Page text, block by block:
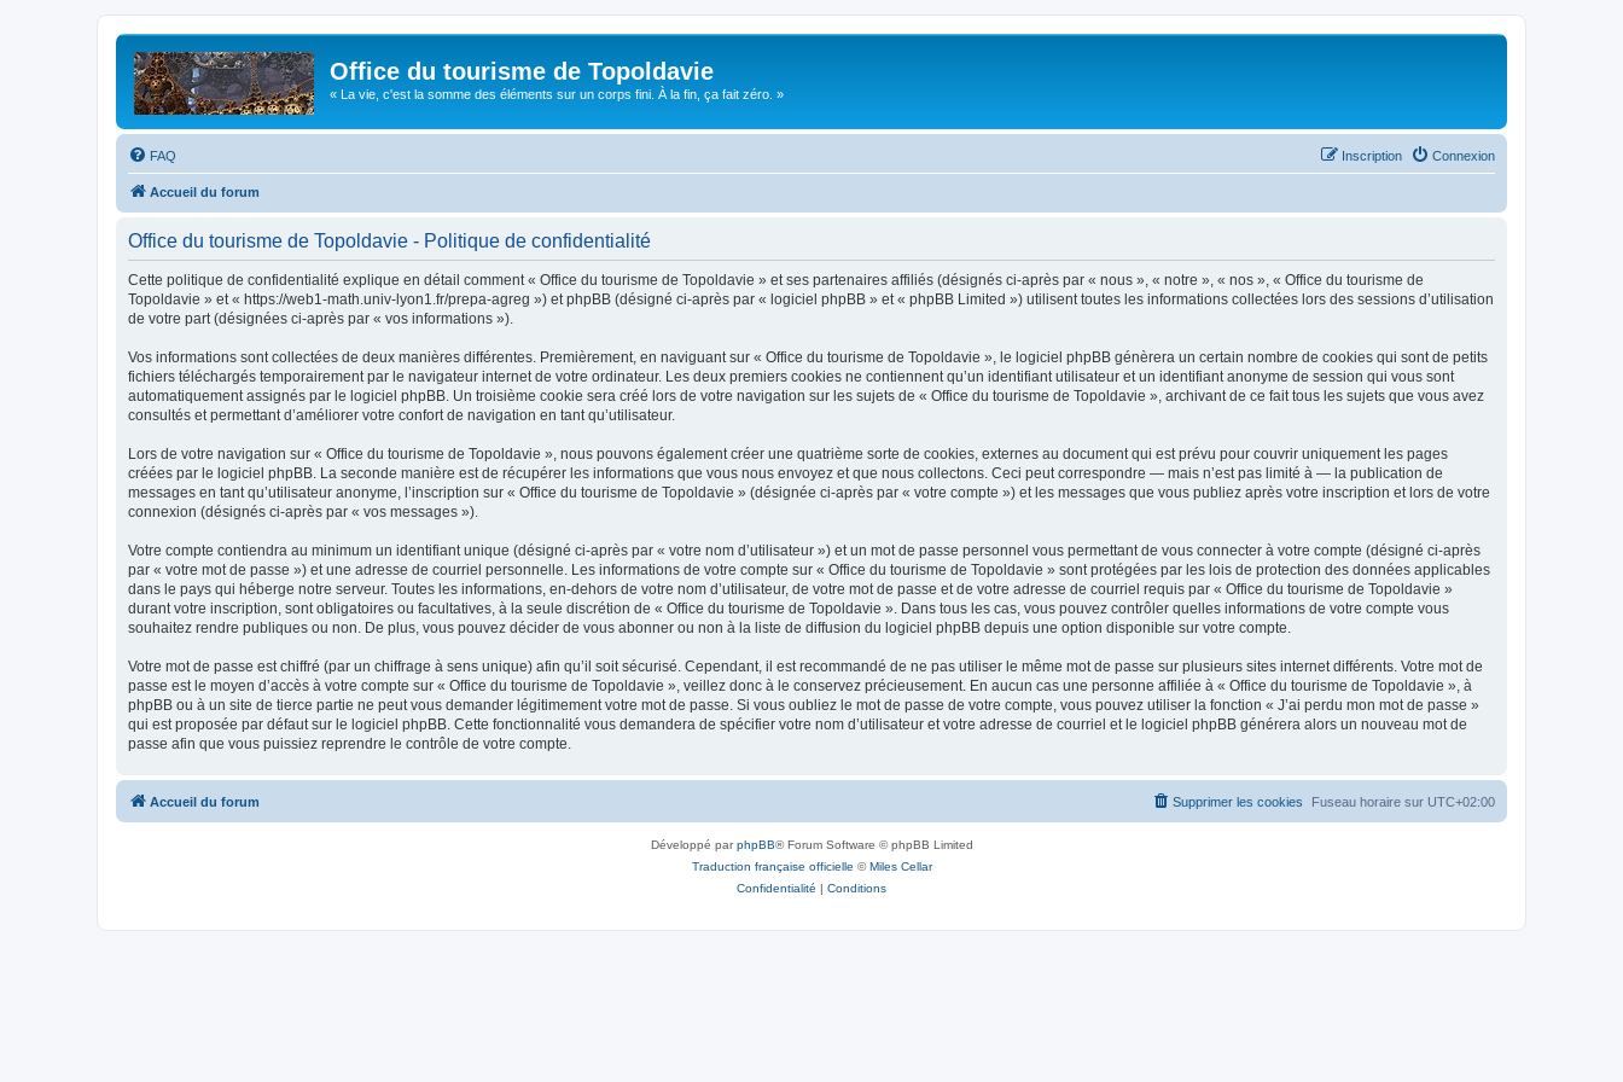
Office du tourisme de Topoldavie
« La vie, c'est la somme des éléments sur un corps fini. À la fin, ça fait zéro. »
FAQ Connexion
Inscription
Accueil du forum
Office du tourisme de Topoldavie - Politique de confidentialité
Cette politique de confidentialité explique en détail comment « Office du tourisme de Topoldavie » et ses partenaires affiliés (désignés ci-après par « nous », « notre », « nos », « Office du tourisme de
Topoldavie » et « https://web1-math.univ-lyon1.fr/prepa-agreg ») et phpBB (désigné ci-après par « logiciel phpBB » et « phpBB Limited ») utilisent toutes les informations collectées lors des sessions d’utilisation
de votre part (désignées ci-après par « vos informations »).
Vos informations sont collectées de deux manières différentes. Premièrement, en naviguant sur « Office du tourisme de Topoldavie », le logiciel phpBB génèrera un certain nombre de cookies qui sont de petits
fichiers téléchargés temporairement par le navigateur internet de votre ordinateur. Les deux premiers cookies ne contiennent qu’un identifiant utilisateur et un identifiant anonyme de session qui vous sont
automatiquement assignés par le logiciel phpBB. Un troisième cookie sera créé lors de votre navigation sur les sujets de « Office du tourisme de Topoldavie », archivant de ce fait tous les sujets que vous avez
consultés et permettant d’améliorer votre confort de navigation en tant qu’utilisateur.
Lors de votre navigation sur « Office du tourisme de Topoldavie », nous pouvons également créer une quatrième sorte de cookies, externes au document qui est prévu pour couvrir uniquement les pages
créées par le logiciel phpBB. La seconde manière est de récupérer les informations que vous nous envoyez et que nous collectons. Ceci peut correspondre — mais n’est pas limité à — la publication de
messages en tant qu’utilisateur anonyme, l’inscription sur « Office du tourisme de Topoldavie » (désignée ci-après par « votre compte ») et les messages que vous publiez après votre inscription et lors de votre
connexion (désignés ci-après par « vos messages »).
Votre compte contiendra au minimum un identifiant unique (désigné ci-après par « votre nom d’utilisateur ») et un mot de passe personnel vous permettant de vous connecter à votre compte (désigné ci-après
par « votre mot de passe ») et une adresse de courriel personnelle. Les informations de votre compte sur « Office du tourisme de Topoldavie » sont protégées par les lois de protection des données applicables
dans le pays qui héberge notre serveur. Toutes les informations, en-dehors de votre nom d’utilisateur, de votre mot de passe et de votre adresse de courriel requis par « Office du tourisme de Topoldavie »
durant votre inscription, sont obligatoires ou facultatives, à la seule discrétion de « Office du tourisme de Topoldavie ». Dans tous les cas, vous pouvez contrôler quelles informations de votre compte vous
souhaitez rendre publiques ou non. De plus, vous pouvez décider de vous abonner ou non à la liste de diffusion du logiciel phpBB depuis une option disponible sur votre compte.
Votre mot de passe est chiffré (par un chiffrage à sens unique) afin qu’il soit sécurisé. Cependant, il est recommandé de ne pas utiliser le même mot de passe sur plusieurs sites internet différents. Votre mot de
passe est le moyen d’accès à votre compte sur « Office du tourisme de Topoldavie », veillez donc à le conservez précieusement. En aucun cas une personne affiliée à « Office du tourisme de Topoldavie », à
phpBB ou à un site de tierce partie ne peut vous demander légitimement votre mot de passe. Si vous oubliez le mot de passe de votre compte, vous pouvez utiliser la fonction « J’ai perdu mon mot de passe »
qui est proposée par défaut sur le logiciel phpBB. Cette fonctionnalité vous demandera de spécifier votre nom d’utilisateur et votre adresse de courriel et le logiciel phpBB générera alors un nouveau mot de
passe afin que vous puissiez reprendre le contrôle de votre compte.
Accueil du forum Fuseau horaire sur UTC+02:00
Supprimer les cookies
Développé parphpBB® Forum Software © phpBB Limited
Traduction française officielle ©Miles Cellar
Confidentialité | Conditions